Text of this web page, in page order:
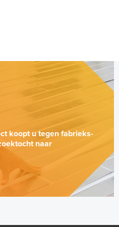
koopt u tegen fabrieks-
naar